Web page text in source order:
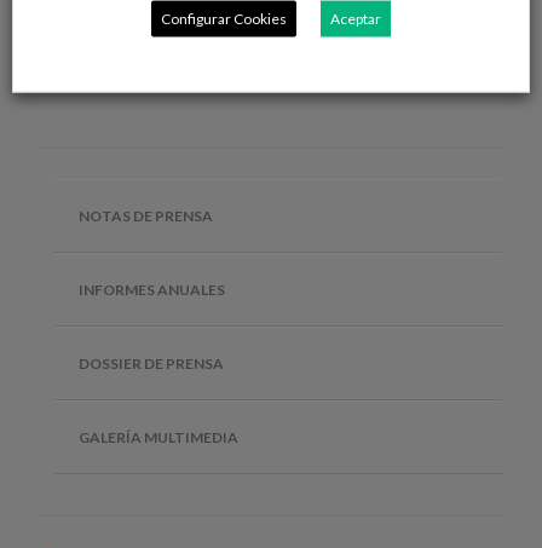
NOTAS DE PRENSA
INFORMES ANUALES
DOSSIER DE PRENSA
GALERÍA MULTIMEDIA
Configurar Cookies Aceptar